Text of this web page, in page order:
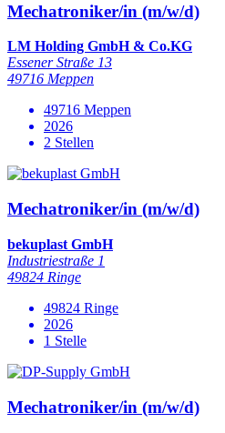
Mechatroniker/in (m/w/d)
LM Holding GmbH & Co.KG
Essener Straße 13
49716 Meppen
49716 Meppen
2026
2 Stellen
Mechatroniker/in (m/w/d)
bekuplast GmbH
Industriestraße 1
49824 Ringe
49824 Ringe
2026
1 Stelle
Mechatroniker/in (m/w/d)